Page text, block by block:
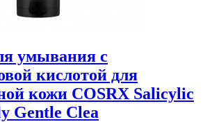
умывания с
кислотой для
кожи COSRX Salicylic
Gentle Clea